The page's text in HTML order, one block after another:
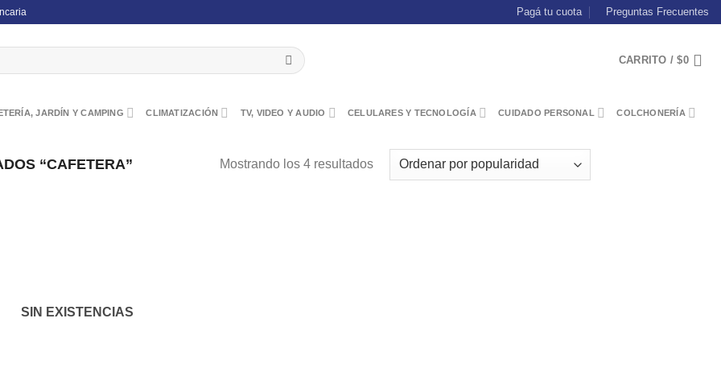
Pagá tu cuota Preguntas Frecuentes
CARRITO /$0
JARDÍN Y CAMPING CLIMATIZACIÓN TV, VIDEO Y AUDIO CELULARES Y TECNOLOGÍA CUIDADO PERSONAL COLCHONERÍA
“CAFETERA” Mostrando los 4 resultados
SIN EXISTENCIAS